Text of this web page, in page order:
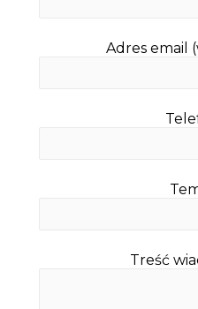
Adres email
Treść